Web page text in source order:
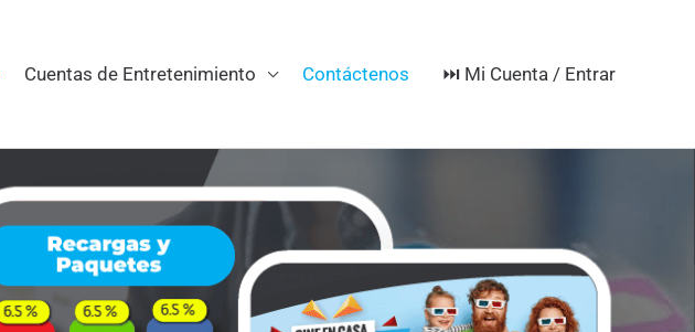
Cuentas de Entretenimiento Contáctenos ⏭️ Mi Cuenta / Entrar